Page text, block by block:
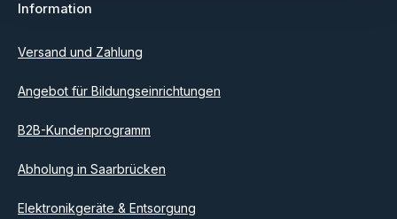
Ich habe dieDatenschutzbestimmungen
einverstanden.
Information
Versand und Zahlung
Angebot für Bildungseinrichtungen
B2B-Kundenprogramm
Abholung in Saarbrücken
Elektronikgeräte & Entsorgung